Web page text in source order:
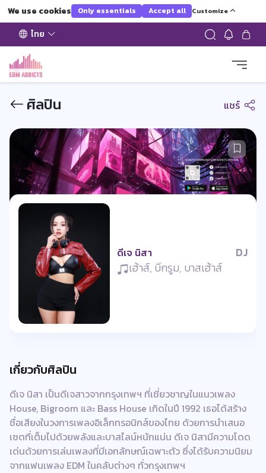
We use cookies Only essentials Accept all Customize
ไทย
ศิลปิน แชร์
ดีเจ นิสา
DJ
เฮ้าส์, บิ๊กรูม, บาสเฮ้าส์
เกี่ยวกับศิลปิน
ดีเจ นิสา เป็นดีเจสาวจากกรุงเทพฯ ที่เชี่ยวชาญในแนวเพลง
House, Bigroom และ Bass House เกิดในปี 1992 เธอได้สร้าง
ชื่อเสียงในวงการเพลงอิเล็กทรอนิกส์ของไทย ด้วยการนำเสนอ
เซตที่เต็มไปด้วยพลังและบาสไลน์หนักแน่น ดีเจ นิสามีความโดด
เด่นด้วยการเล่นเพลงที่มีเอกลักษณ์เฉพาะตัว ซึ่งได้รับความนิยม
จากแฟนเพลง EDM ในคลับต่างๆ ทั่วกรุงเทพฯ